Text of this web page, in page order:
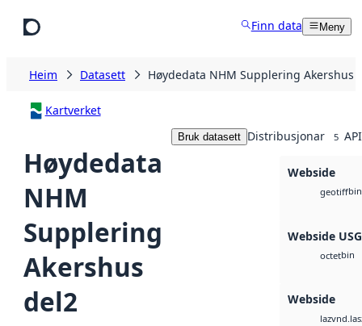
Finn data Meny
Heim Datasett Høydedata NHM Supplering Akershus
Kartverket
Høydedata
NHM
Supplering
Akershus
del2
Bruk datasett Distribusjonar 5
Webside
geotiffbin
Webside
octetbin
Webside
laz